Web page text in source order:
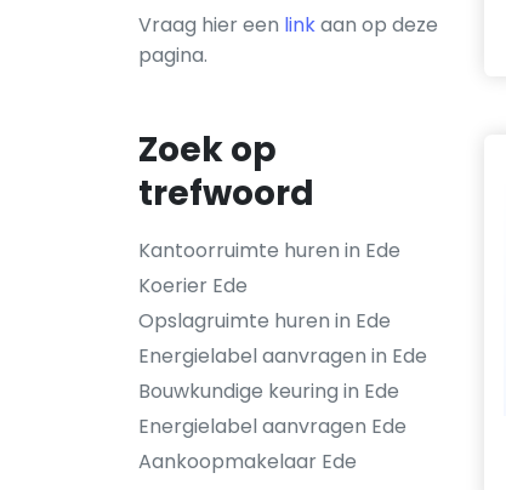
Vraag hier een linkaan op deze
pagina.
Zoek op
trefwoord
Kantoorruimte huren in Ede
Koerier Ede
Opslagruimte huren in Ede
Energielabel aanvragen in Ede
Bouwkundige keuring in Ede
Energielabel aanvragen Ede
Aankoopmakelaar Ede